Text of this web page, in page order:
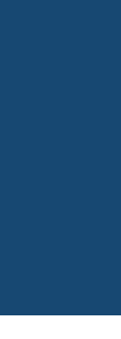
link, opens in